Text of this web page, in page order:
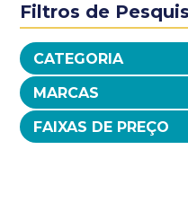
Filtros de
CATEGORIA
MARCAS
FAIXAS DE PREÇO